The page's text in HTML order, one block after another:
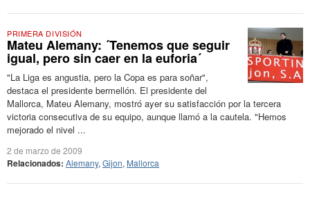
PRIMERA DIVISIÓN
Mateu Alemany: ´Tenemos que seguir
igual, pero sin caer en la euforia´
"La Liga es angustia, pero la Copa es para soñar",
destaca el presidente bermellón. El presidente del
Mallorca, Mateu Alemany, mostró ayer su satisfacción por la tercera
victoria consecutiva de su equipo, aunque llamó a la cautela. "Hemos
mejorado el nivel ...
2 de marzo de 2009
Relacionados: Alemany, Gijon, Mallorca